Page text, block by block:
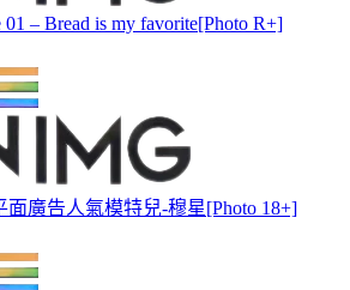
– Bread is my favorite[Photo R+]
面廣告人氣模特兒-穆星[Photo 18+]